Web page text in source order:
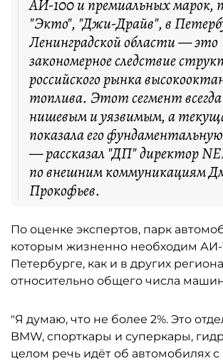
АИ-100 и премиальных марок,
"Экто", "Джи-Драйв", в
Ленинградской области — это
закономерное следствие
российского рынка
топлива. Этот сегмент
нишевым и уязвимым, а
показала его
— рассказал "ДП" директор
по внешним коммуникациям
Прокофьев.
По оценке экспертов, парк
которым жизненно необходим АИ-
Петербурге, как и в других
относительно общего числа
"Я думаю, что не более 2%. Это
BMW, спорткары и суперкары,
целом речь идёт об автомобилях с